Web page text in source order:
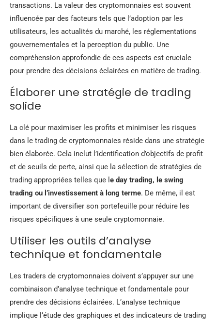
transactions. La valeur des cryptomonnaies est souvent
influencée par des facteurs tels que l’adoption par les
utilisateurs, les actualités du marché, les réglementations
gouvernementales et la perception du public. Une
compréhension approfondie de ces aspects est cruciale
pour prendre des décisions éclairées en matière de trading.
Élaborer une stratégie de trading
solide
La clé pour maximiser les profits et minimiser les risques
dans le trading de cryptomonnaies réside dans une stratégie
bien élaborée. Cela inclut l’identification d’objectifs de profit
et de seuils de perte, ainsi que la sélection de stratégies de
trading appropriées telles que l e day trading, le swing
trading ou l’investissement à long terme. De même, il est
important de diversifier son portefeuille pour réduire les
risques spécifiques à une seule cryptomonnaie.
Utiliser les outils d’analyse
technique et fondamentale
Les traders de cryptomonnaies doivent s’appuyer sur une
combinaison d’analyse technique et fondamentale pour
prendre des décisions éclairées. L’analyse technique
implique l’étude des graphiques et des indicateurs de trading